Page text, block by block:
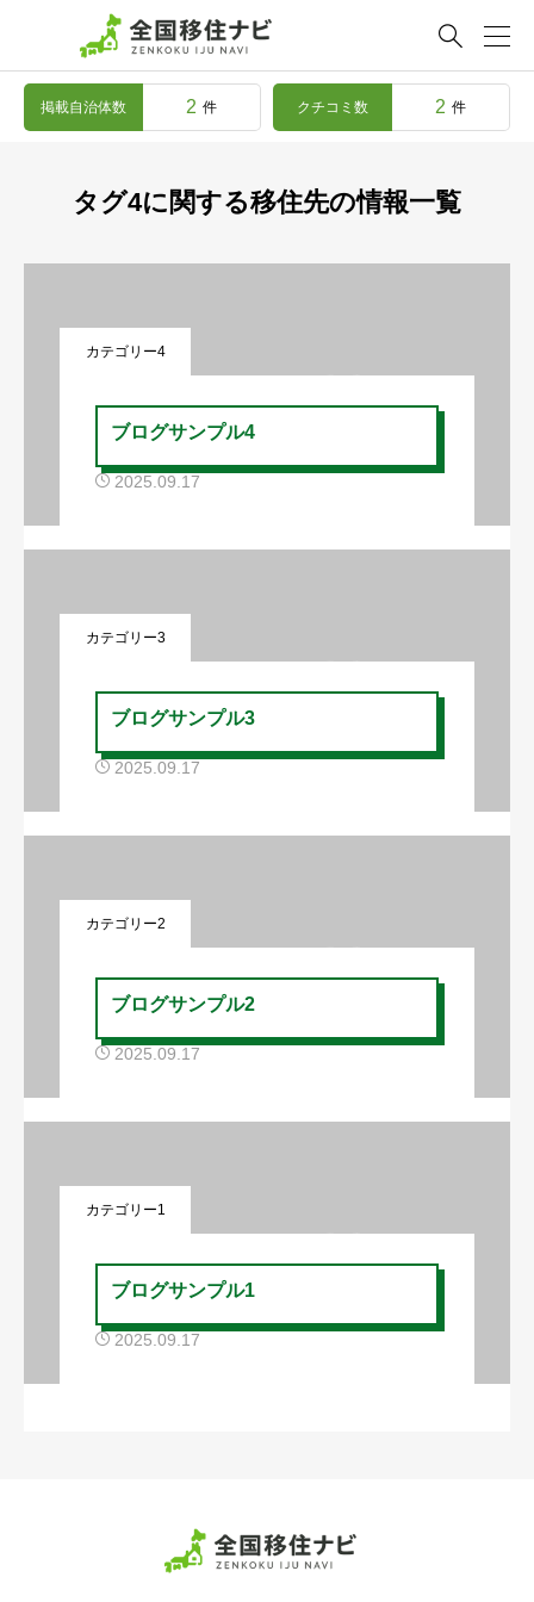

掲載自治体数 2 件 クチコミ数 2 件
タグ4に関する移住先の情報一覧
カテゴリー4
ブログサンプル4
2025.09.17
カテゴリー3
ブログサンプル3
2025.09.17
カテゴリー2
ブログサンプル2
2025.09.17
カテゴリー1
ブログサンプル1
2025.09.17